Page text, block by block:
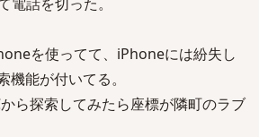
を使ってて、iPhoneには紛失し
機能が付いてる。
ら探索してみたら座標が隣町のラブ